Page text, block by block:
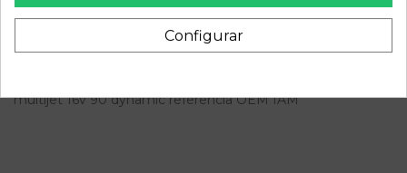
multijet 16v 90 dynamic referencia OEM IAM
Configurar